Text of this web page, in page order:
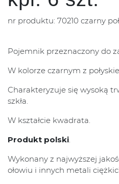
nr produktu: 70210 czarny
Pojemnik przeznaczony do
W kolorze czarnym z
Charakteryzuje się wysoką
szkła.
W kształcie kwadrata.
Produkt polski.
Wykonany z najwyższej
ołowiu i innych metali